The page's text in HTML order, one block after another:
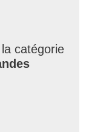
catégorie